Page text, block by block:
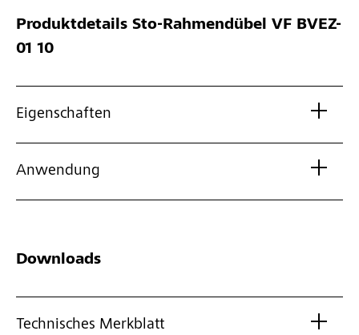
Produktdetails Sto-Rahmendübel VF BVEZ-
01 10
Eigenschaften
Anwendung
Downloads
Technisches Merkblatt